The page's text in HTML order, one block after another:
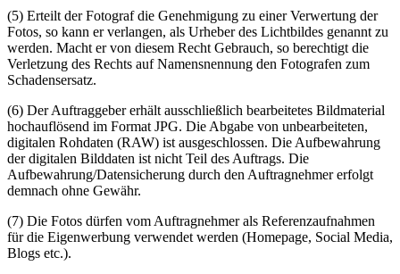
(5) Erteilt der Fotograf die Genehmigung zu einer Verwertung der
Fotos, so kann er verlangen, als Urheber des Lichtbildes genannt zu
werden. Macht er von diesem Recht Gebrauch, so berechtigt die
Verletzung des Rechts auf Namensnennung den Fotografen zum
Schadensersatz.
(6) Der Auftraggeber erhält ausschließlich bearbeitetes Bildmaterial
hochauflösend im Format JPG. Die Abgabe von unbearbeiteten,
digitalen Rohdaten (RAW) ist ausgeschlossen. Die Aufbewahrung
der digitalen Bilddaten ist nicht Teil des Auftrags. Die
Aufbewahrung/Datensicherung durch den Auftragnehmer erfolgt
demnach ohne Gewähr.
(7) Die Fotos dürfen vom Auftragnehmer als Referenzaufnahmen
für die Eigenwerbung verwendet werden (Homepage, Social Media,
Blogs etc.).